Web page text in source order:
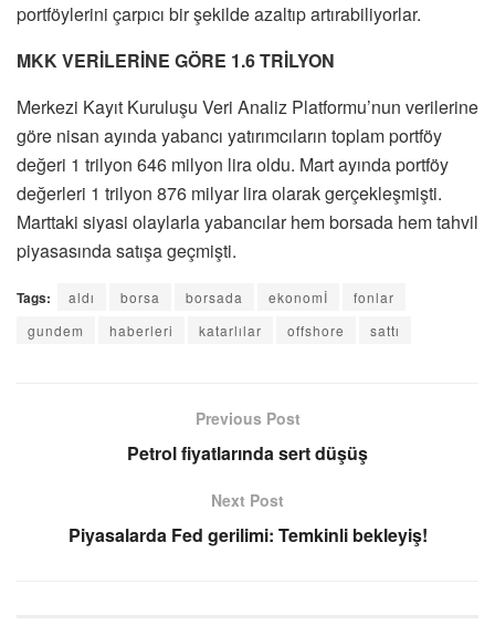
portföylerini çarpıcı bir şekilde azaltıp artırabiliyorlar.
MKK VERİLERİNE GÖRE 1.6 TRİLYON
Merkezi Kayıt Kuruluşu Veri Analiz Platformu’nun verilerine
göre nisan ayında yabancı yatırımcıların toplam portföy
değeri 1 trilyon 646 milyon lira oldu. Mart ayında portföy
değerleri 1 trilyon 876 milyar lira olarak gerçekleşmişti.
Marttaki siyasi olaylarla yabancılar hem borsada hem tahvil
piyasasında satışa geçmişti.
Tags: aldı borsa borsada ekonomİ
fonlar
gundem
haberleri katarlılar offshore sattı
Previous Post
Petrol fiyatlarında sert düşüş
Next Post
Piyasalarda Fed gerilimi: Temkinli bekleyiş!